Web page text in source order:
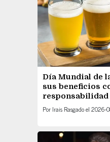
Día Mundial de
sus beneficios
responsabilidad
Por Irais Rasgadoel 2026-